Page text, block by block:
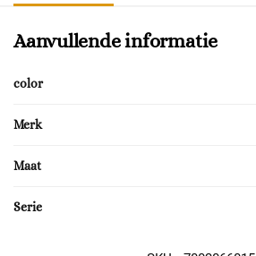
Aanvullende informatie
color
Merk
Maat
Serie